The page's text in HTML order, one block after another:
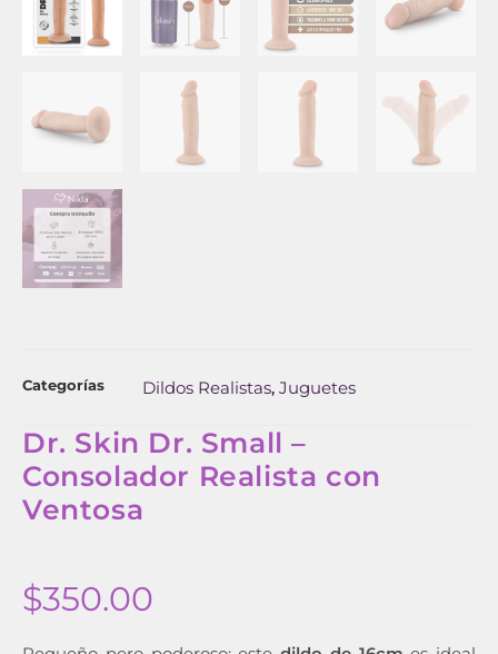
Categorías Dildos Realistas, Juguetes
Dr. Skin Dr. Small –
Consolador Realista con
Ventosa
$350.00